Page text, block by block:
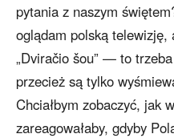
pytania z naszym
oglądam polską
„Dviračio šou” — to
przecież są tylko
Chciałbym zobaczyć, jak
zareagowałaby, gdyby